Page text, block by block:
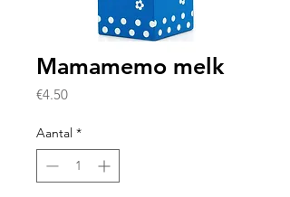
Mamamemo melk
€4.50Prijs
Aantal *